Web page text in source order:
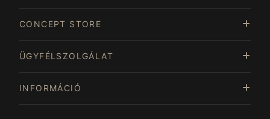
CONCEPT STORE
ÜGYFÉLSZOLGÁLAT
INFORMÁCIÓ